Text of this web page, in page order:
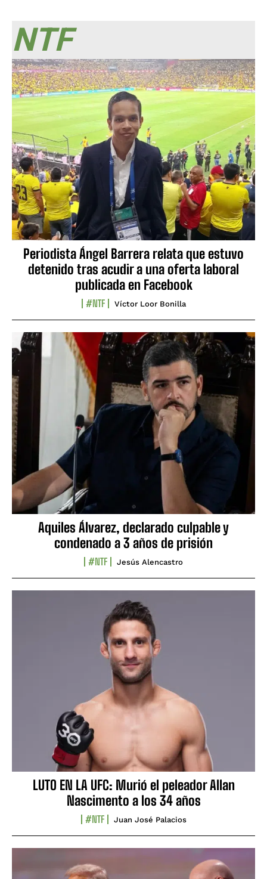
NTF
Periodista Ángel Barrera relata que estuvo
detenido tras acudir a una oferta laboral
publicada en Facebook
#NTF Víctor Loor Bonilla
Aquiles Álvarez, declarado culpable y
condenado a 3 años de prisión
#NTF Jesús Alencastro
LUTO EN LA UFC: Murió el peleador Allan
Nascimento a los 34 años
#NTF Juan José Palacios